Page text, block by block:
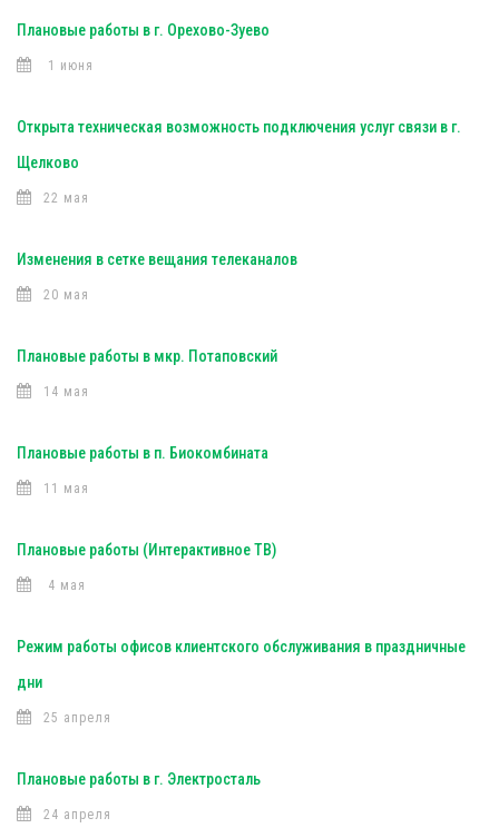
Плановые работы в г. Орехово-Зуево
1 июня
Открыта техническая возможность подключения услуг связи в г.
Щелково
22 мая
Изменения в сетке вещания телеканалов
20 мая
Плановые работы в мкр. Потаповский
14 мая
Плановые работы в п. Биокомбината
11 мая
Плановые работы (Интерактивное ТВ)
4 мая
Режим работы офисов клиентского обслуживания в праздничные
дни
25 апреля
Плановые работы в г. Электросталь
24 апреля